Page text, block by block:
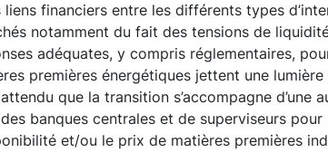
financiers entre les différents types
notamment du fait des tensions de
adéquates, y compris réglementaires,
premières énergétiques jettent une
que la transition s’accompagne d’une
banques centrales et de superviseurs
et/ou le prix de matières premières